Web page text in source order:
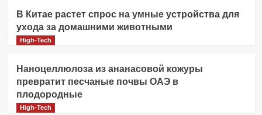
В Китае растет спрос на умные устройства для
ухода за домашними животными
High-Tech
Наноцеллюлоза из ананасовой кожуры
превратит песчаные почвы ОАЭ в
плодородные
High-Tech